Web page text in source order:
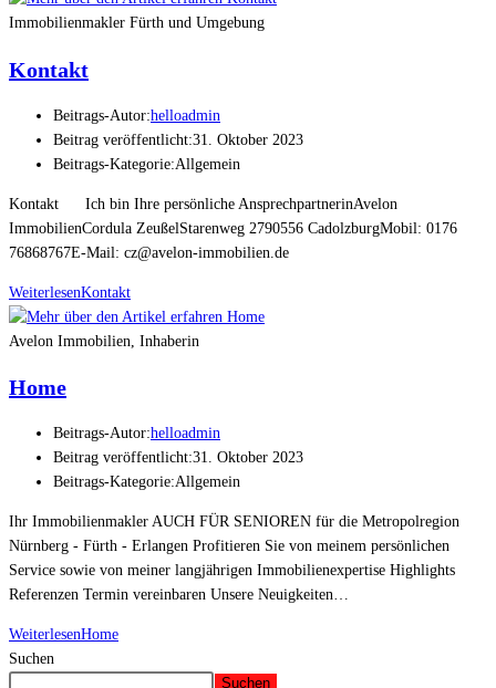
Immobilienmakler Fürth und Umgebung
Kontakt
Beitrags-Autor:helloadmin
Beitrag veröffentlicht:31. Oktober 2023
Beitrags-Kategorie:Allgemein
Kontakt Ich bin Ihre persönliche AnsprechpartnerinAvelon
ImmobilienCordula ZeußelStarenweg 2790556 CadolzburgMobil: 0176
76868767E-Mail: cz@avelon-immobilien.de
WeiterlesenKontakt
Avelon Immobilien, Inhaberin
Home
Beitrags-Autor:helloadmin
Beitrag veröffentlicht:31. Oktober 2023
Beitrags-Kategorie:Allgemein
Ihr Immobilienmakler AUCH FÜR SENIOREN für die Metropolregion
Nürnberg - Fürth - Erlangen Profitieren Sie von meinem persönlichen
Service sowie von meiner langjährigen Immobilienexpertise Highlights
Referenzen Termin vereinbaren Unsere Neuigkeiten…
WeiterlesenHome
Suchen
Suchen